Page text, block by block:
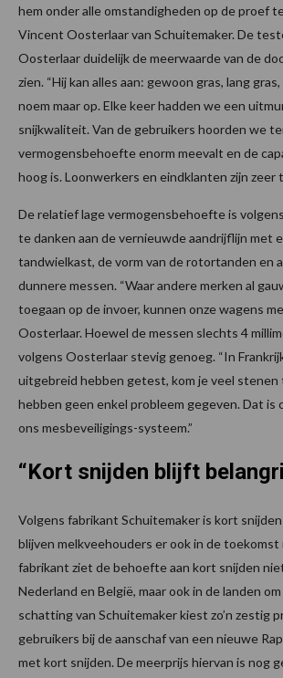
hem onder alle omstandigheden op de proef
Vincent Oosterlaar van Schuitemaker. De
Oosterlaar duidelijk de meerwaarde van de
zien. “Hij kan alles aan: gewoon gras, lang
noem maar op. Elke keer hadden we een
snijkwaliteit. Van de gebruikers hoorden we
vermogensbehoefte enorm meevalt en de
hoog is. Loonwerkers en eindklanten zijn zeer
De relatief lage vermogensbehoefte is
te danken aan de vernieuwde aandrijflijn met
tandwielkast, de vorm van de rotortanden en
dunnere messen. “Waar andere merken al
toegaan op de invoer, kunnen onze wagens
Oosterlaar. Hoewel de messen slechts 4
volgens Oosterlaar stevig genoeg. “In
uitgebreid hebben getest, kom je veel stenen
hebben geen enkel probleem gegeven. Dat is
ons mesbeveiligings-systeem.”
“Kort snijden blijft
Volgens fabrikant Schuitemaker is kort
blijven melkveehouders er ook in de toekomst
fabrikant ziet de behoefte aan kort snijden
Nederland en België, maar ook in de landen
schatting van Schuitemaker kiest zo’n zestig
gebruikers bij de aanschaf van een nieuwe
met kort snijden. De meerprijs hiervan is nog